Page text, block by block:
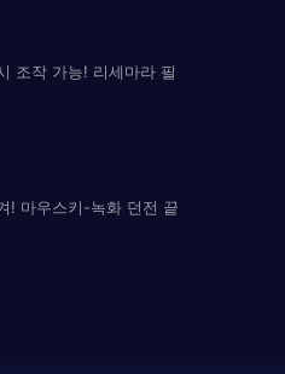
조작 가능! 리세마라 필
! 마우스키-녹화 던전 끝